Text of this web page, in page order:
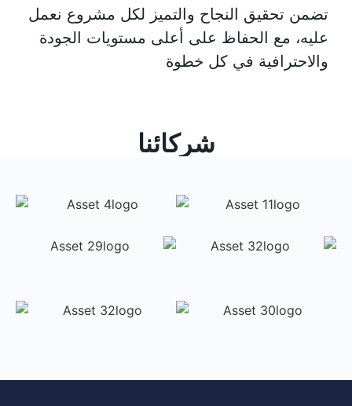
تضمن تحقيق النجاح والتميز لكل مشروع نعمل
عليه، مع الحفاظ على أعلى مستويات الجودة
والاحترافية في كل خطوة
شركائنا